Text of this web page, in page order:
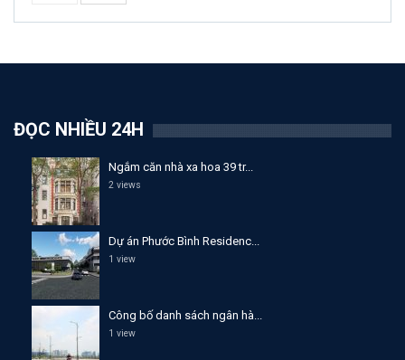
ĐỌC NHIỀU 24H
Ngắm căn nhà xa hoa 39 tr...
2 views
Dự án Phước Bình Residenc...
1 view
Công bố danh sách ngân hà...
1 view